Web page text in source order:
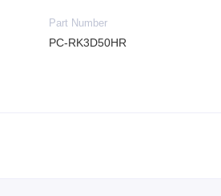
Part Number
PC-RK3D50HR